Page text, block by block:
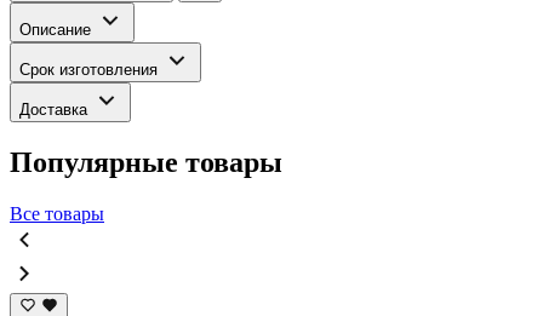
Описание
Срок изготовления
Доставка
Популярные товары
Все товары